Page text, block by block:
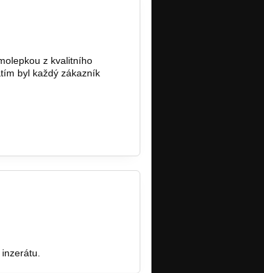
z kvalitního
byl každý zákazník